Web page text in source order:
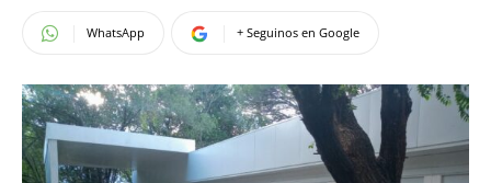
WhatsApp + Seguinos en Google